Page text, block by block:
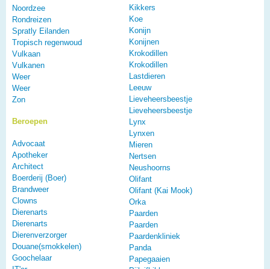
Noordzee
Rondreizen
Spratly Eilanden
Tropisch regenwoud
Vulkaan
Vulkanen
Weer
Weer
Zon
Beroepen
Advocaat
Apotheker
Architect
Boerderij (Boer)
Brandweer
Clowns
Dierenarts
Dierenarts
Dierenverzorger
Douane(smokkelen)
Goochelaar
Kikkers
Koe
Konijn
Konijnen
Krokodillen
Krokodillen
Lastdieren
Leeuw
Lieveheersbeestje
Lieveheersbeestje
Lynx
Lynxen
Mieren
Nertsen
Neushoorns
Olifant
Olifant (Kai Mook)
Orka
Paarden
Paarden
Paardenkliniek
Panda
Papegaaien